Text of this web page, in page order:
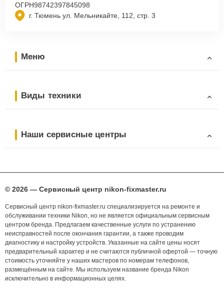
г. Тюмень ул. Мельникайте, 112, стр. 3
ОГРН98742397845098
Меню
Виды техники
Наши сервисные центры
© 2026 — Сервисный центр nikon-fixmaster.ru
Сервисный центр nikon-fixmaster.ru специализируется на ремонте и
обслуживании техники Nikon, но не является официальным сервисным
центром бренда. Предлагаем качественные услуги по устранению
неисправностей после окончания гарантии, а также проводим
диагностику и настройку устройств. Указанные на сайте цены носят
предварительный характер и не считаются публичной офертой — точную
стоимость уточняйте у наших мастеров по номерам телефонов,
размещённым на сайте. Мы используем название бренда Nikon
исключительно в информационных целях.